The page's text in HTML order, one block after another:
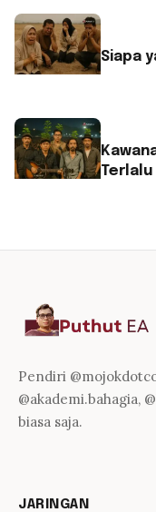
Siapa
Terlalu
Pendiri
@akademi.bahagia,
biasa saja.
JARINGAN